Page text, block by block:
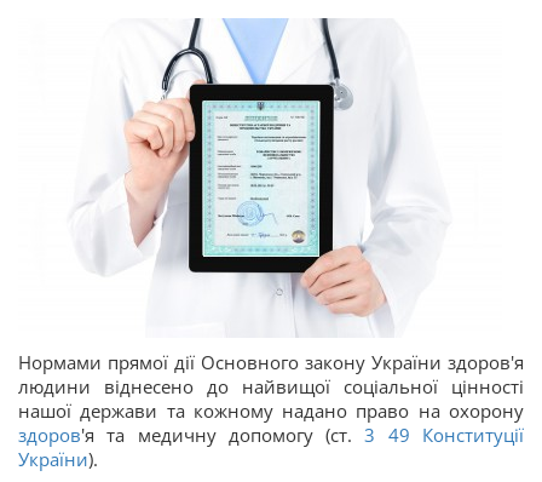
Нормами прямої дії Основного закону України здоров'я
людини віднесено до найвищої соціальної цінності
нашої держави та кожному надано право на охорону
здоров'я та медичну допомогу (ст. 3 49 Конституції
України).